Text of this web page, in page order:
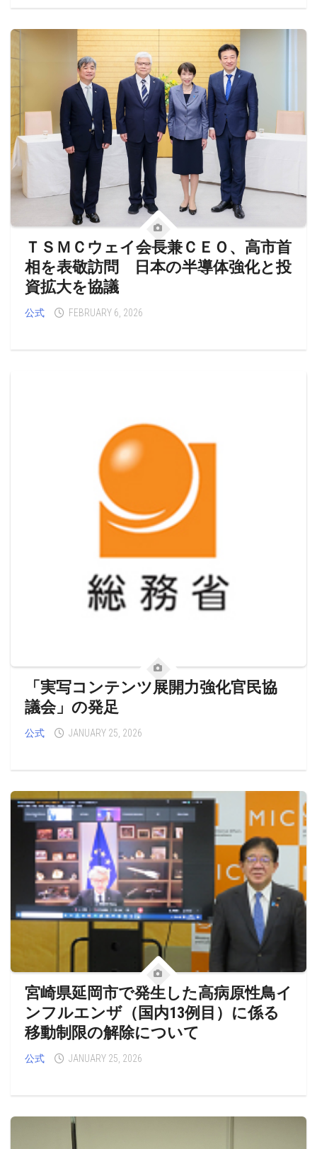
ＴＳＭＣウェイ会長兼ＣＥＯ、高市首
相を表敬訪問 日本の半導体強化と投
資拡大を協議
公式 FEBRUARY 6, 2026
「実写コンテンツ展開力強化官民協
議会」の発足
公式 JANUARY 25, 2026
宮崎県延岡市で発生した高病原性鳥イ
ンフルエンザ（国内13例目）に係る
移動制限の解除について
公式 JANUARY 25, 2026